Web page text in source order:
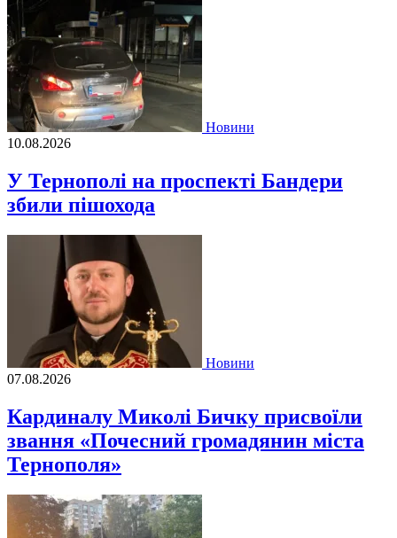
Новини
10.08.2026
У Тернополі на проспекті Бандери
збили пішохода
Новини
07.08.2026
Кардиналу Миколі Бичку присвоїли
звання «Почесний громадянин міста
Тернополя»